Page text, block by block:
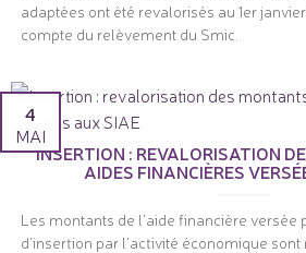
adaptées ont été revalorisés au 1er
compte du relèvement du Smic.
INSERTION : REVALORISATION
AIDES FINANCIÈRES
4
MAI
Les montants de l'aide financière versée
d'insertion par l'activité économique